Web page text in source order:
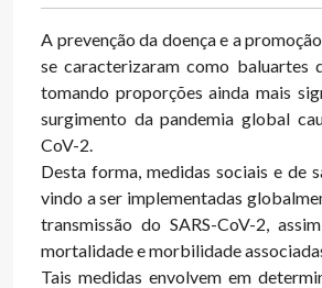
A prevenção da doença e a
se caracterizaram como baluartes
tomando proporções ainda mais
surgimento da pandemia global
CoV-2.
Desta forma, medidas sociais e de
vindo a ser implementadas
transmissão do SARS-CoV-2,
mortalidade e morbilidade
Tais medidas envolvem em